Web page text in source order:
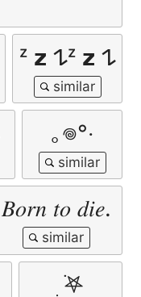
ᶻ 𝘇 𐰁ᶻ 𝘇 𐰁
｡𖦹°‧
𝐵𝑜𝑟𝑛 𝑡𝑜 𝑑𝑖𝑒.
ִ ࣪𖤐